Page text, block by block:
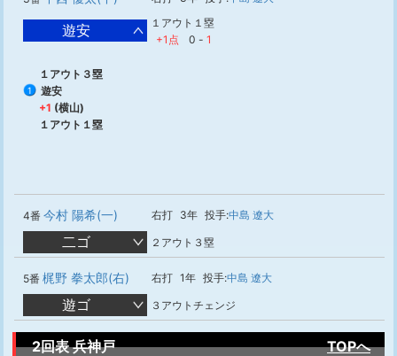
遊安
１アウト１塁
+1点
0 - 1
１アウト３塁
1
遊安
+1 (横山)
１アウト１塁
4番 今村 陽希(一) 右打 3年 投手:中島 遼大
二ゴ ２アウト３塁
5番 梶野 拳太郎(右) 右打 1年 投手:中島 遼大
遊ゴ ３アウトチェンジ
2回表 兵神戸 TOPへ